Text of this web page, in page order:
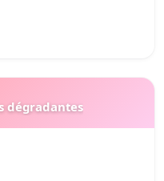
dégradantes